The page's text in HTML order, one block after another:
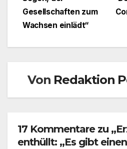
Gesellschaften zum
Wachsen einlädt“
Von Redaktion
17 Kommentare zu
enthüllt: „Es gibt